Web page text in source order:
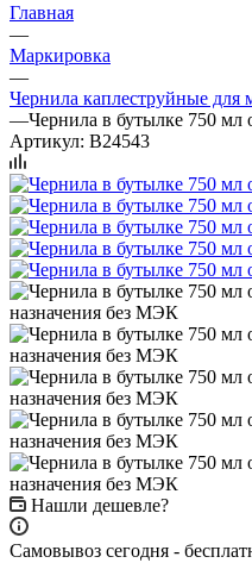
Главная
—
Маркировка
—
Чернила каплеструйные для
—Чернила в бутылке 750
Артикул: B24543
Нашли дешевле?
Самовывоз сегодня -